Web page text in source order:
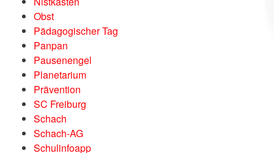
Obst
Pädagogischer Tag
Panpan
Pausenengel
Planetarium
Prävention
SC Freiburg
Schach
Schach-AG
Schulinfoapp